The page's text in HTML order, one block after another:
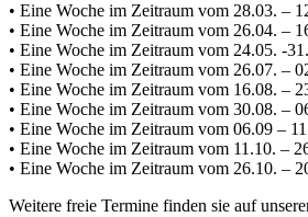
• Eine Woche im Zeitraum vom 28.03. –
• Eine Woche im Zeitraum vom 26.04. –
• Eine Woche im Zeitraum vom 24.05. -
• Eine Woche im Zeitraum vom 26.07. –
• Eine Woche im Zeitraum vom 16.08. –
• Eine Woche im Zeitraum vom 30.08. –
• Eine Woche im Zeitraum vom 06.09 –
• Eine Woche im Zeitraum vom 11.10. –
• Eine Woche im Zeitraum vom 26.10. –
Weitere freie Termine finden sie auf